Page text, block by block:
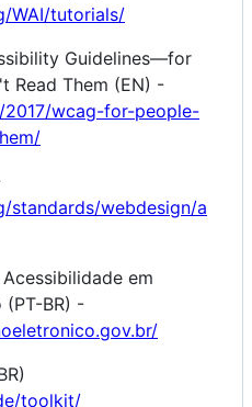
WAI/tutorials/
Guidelines—for
Read Them (EN) -
wcag-for-people-
standards/webdesign/a
em
(PT-BR) -
toolkit/